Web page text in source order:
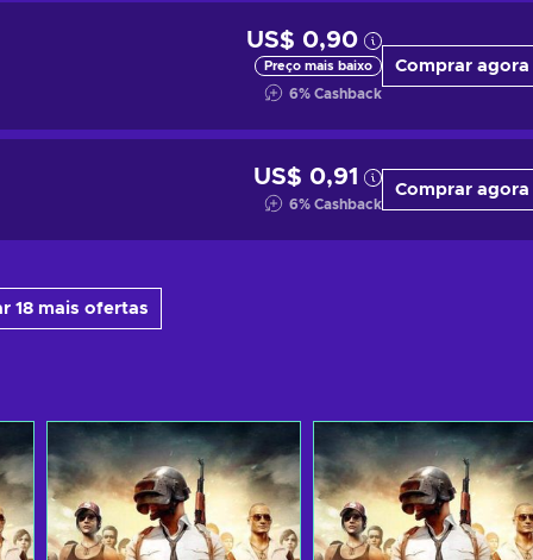
US$ 0,90
Preço mais baixo
6% Cashback
Comprar agora
US$ 0,91
6% Cashback
Comprar agora
18 mais ofertas